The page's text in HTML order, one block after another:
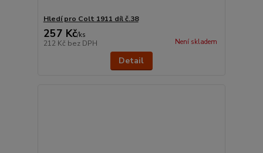
Hledí pro Colt 1911 díl č.38
257 Kč/ks
212 Kč bez DPH Není skladem
Detail